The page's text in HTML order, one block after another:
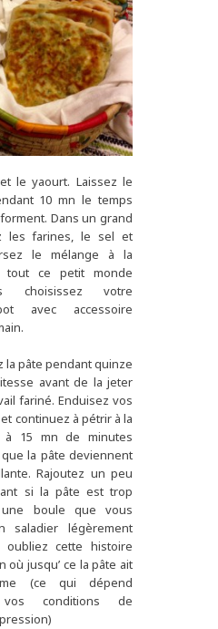
le yaourt. Laissez le
10 mn le temps
Dans un grand
les farines, le sel et
le mélange à la
tout ce petit monde
choisissez votre
avec accessoire
la pâte pendant quinze
avant de la jeter
fariné. Enduisez vos
et continuez à pétrir à la
à 15 mn de minutes
que la pâte deviennent
Rajoutez un peu
si la pâte est trop
une boule que vous
saladier légèrement
cette histoire
où jusqu’ ce la pâte ait
(ce qui dépend
conditions de